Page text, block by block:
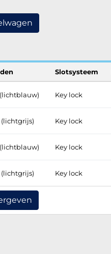
Slotsysteem
(lichtblauw) Key lock
(lichtgrijs) Key lock
(lichtblauw) Key lock
(lichtgrijs) Key lock